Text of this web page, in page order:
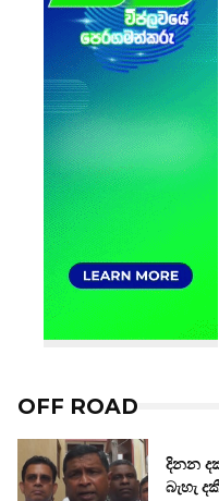
OFF ROAD
දිනන
බැහැ